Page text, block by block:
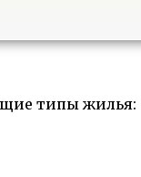
типы жилья: